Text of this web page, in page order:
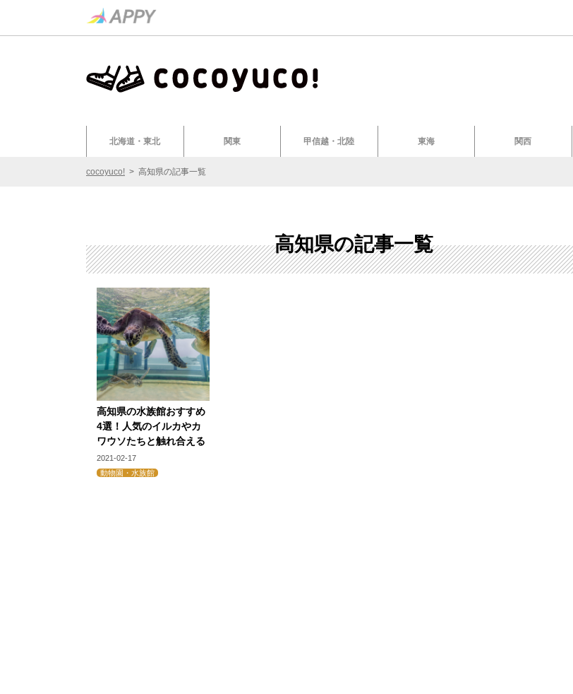
北海道・東北 関東 甲信越・北陸 東海 関西
cocoyuco! > 高知県の記事一覧
高知県の記事一覧
高知県の水族館おすすめ
4選！人気のイルカやカ
ワウソたちと触れ合える
2021-02-17
動物園・水族館